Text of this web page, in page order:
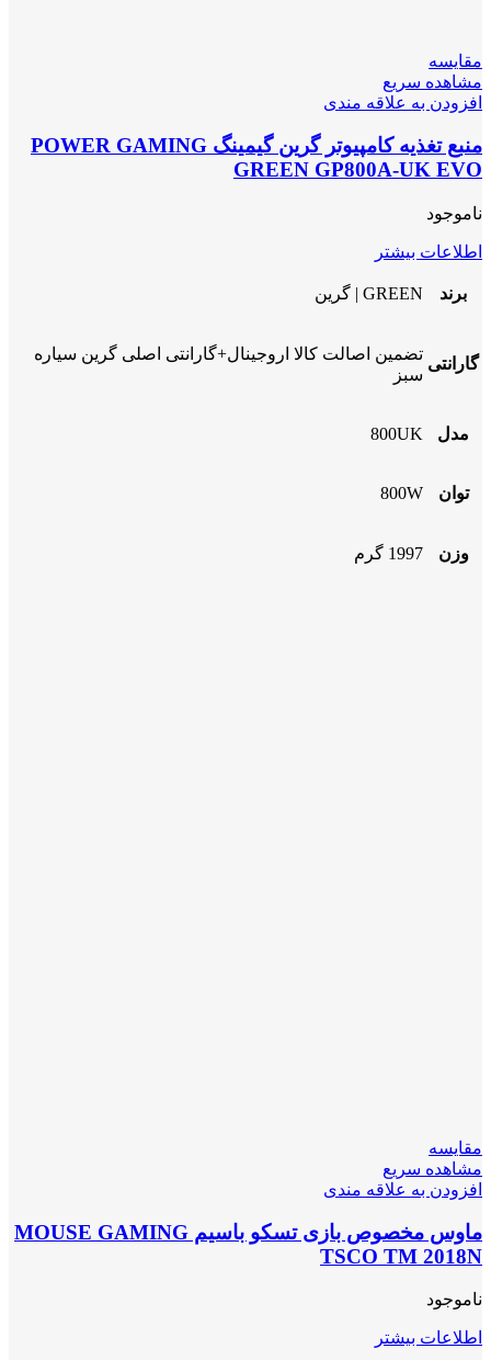
مقایسه
مشاهده سریع
افزودن به علاقه مندی
منبع تغذیه کامپیوتر گرین گیمینگ POWER GAMING
GREEN GP800A-UK EVO
ناموجود
اطلاعات بیشتر
برند GREEN | گرین
گارانتی
تضمین اصالت کالا اروجینال+گارانتی اصلی گرین سیاره
سبز
مدل 800UK
توان 800W
وزن 1997 گرم
مقایسه
مشاهده سریع
افزودن به علاقه مندی
ماوس مخصوص بازی تسکو باسیم MOUSE GAMING
TSCO TM 2018N
ناموجود
اطلاعات بیشتر